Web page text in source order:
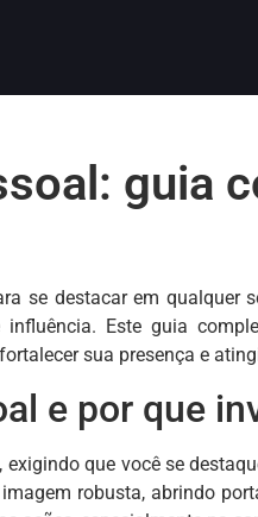
guia
se destacar em qualquer
Este guia
sua presença e
e por que
que você se
robusta, abrindo